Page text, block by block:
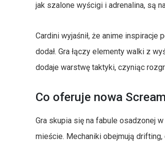
jak szalone wyścigi i adrenalina, są
Cardini wyjaśnił, że anime
dodał. Gra łączy elementy walki z
dodaje warstwę taktyki, czyniąc
Co oferuje nowa
Gra skupia się na fabule osadzonej
mieście. Mechaniki obejmują